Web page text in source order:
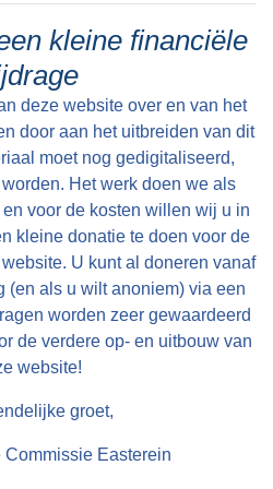
de positive
sy woene in 'Skoalle mei
Der waard in
trije persoanen ynsteld:
W. de Roos Oz.
útwreide mei Yme
Miedema. Op 4 april
in earste
roppe mei 19
fan de pleatslike
De kommisjeleden
yn it definitive
en de
kamen op tafel.
kleine financiële
deze website over en van het
door aan het uitbreiden van dit
moet nog gedigitaliseerd,
Het werk doen we als
voor de kosten willen wij u in
kleine donatie te doen voor de
U kunt al doneren vanaf
(en als u wilt anoniem) via een
worden zeer gewaardeerd
de verdere op- en uitbouw van
website!
groet,
Commissie Easterein